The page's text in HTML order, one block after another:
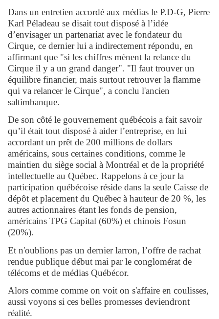
Dans un entretien accordé aux médias le P.D-G, Pierre
Karl Péladeau se disait tout disposé à l’idée
d’envisager un partenariat avec le fondateur du
Cirque, ce dernier lui a indirectement répondu, en
affirmant que "si les chiffres mènent la relance du
Cirque il y a un grand danger". "Il faut trouver un
équilibre financier, mais surtout retrouver la flamme
qui va relancer le Cirque", a conclu l'ancien
saltimbanque.
De son côté le gouvernement québécois a fait savoir
qu’il était tout disposé à aider l’entreprise, en lui
accordant un prêt de 200 millions de dollars
américains, sous certaines conditions, comme le
maintien du siège social à Montréal et de la propriété
intellectuelle au Québec. Rappelons à ce jour la
participation québécoise réside dans la seule Caisse de
dépôt et placement du Québec à hauteur de 20 %, les
autres actionnaires étant les fonds de pension,
américains TPG Capital (60%) et chinois Fosun
(20%).
Et n'oublions pas un dernier larron, l’offre de rachat
rendue publique début mai par le conglomérat de
télécoms et de médias Québécor.
Alors comme comme on voit on s'affaire en coulisses,
aussi voyons si ces belles promesses deviendront
réalité.